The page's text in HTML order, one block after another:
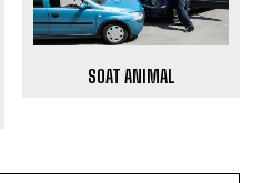
SOAT ANIMAL